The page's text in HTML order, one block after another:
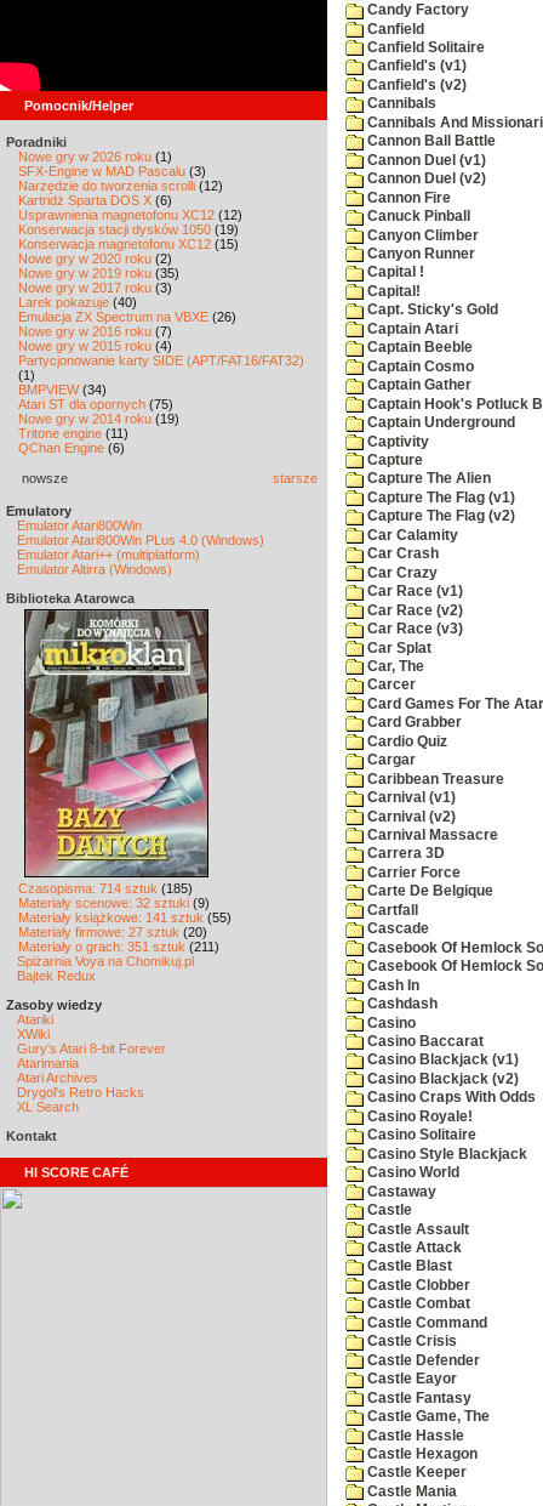
Pomocnik/Helper
Poradniki
Nowe gry w 2026 roku (1)
SFX-Engine w MAD Pascalu (3)
Narzędzie do tworzenia scrolli (12)
Kartridż Sparta DOS X (6)
Usprawnienia magnetofonu XC12 (12)
Konserwacja stacji dysków 1050 (19)
Konserwacja magnetofonu XC12 (15)
Nowe gry w 2020 roku (2)
Nowe gry w 2019 roku (35)
Nowe gry w 2017 roku (3)
Larek pokazuje (40)
Emulacja ZX Spectrum na VBXE (26)
Nowe gry w 2016 roku (7)
Nowe gry w 2015 roku (4)
Partycjonowanie karty SIDE (APT/FAT16/FAT32)
(1)
BMPVIEW(34)
Atari ST dla opornych (75)
Nowe gry w 2014 roku (19)
Tritone engine (11)
QChan Engine (6)
nowsze starsze
Emulatory
Emulator Atari800Win
Emulator Atari800Win PLus 4.0 (Windows)
Emulator Atari++ (multiplatform)
Emulator Altirra (Windows)
Biblioteka Atarowca
Czasopisma: 714 sztuk (185)
Materiały scenowe: 32 sztuki (9)
Materiały książkowe: 141 sztuk (55)
Materiały firmowe: 27 sztuk (20)
Materiały o grach: 351 sztuk (211)
Spiżarnia Voya na Chomikuj.pl
Bajtek Redux
Zasoby wiedzy
Atariki
XWiki
Gury's Atari 8-bit Forever
Atarimania
Atari Archives
Drygol's Retro Hacks
XL Search
Kontakt
HI SCORE CAFÉ
Candy Factory
Canfield
Canfield Solitaire
Canfield's (v1)
Canfield's (v2)
Cannibals
Cannibals And
Cannon Ball Battle
Cannon Duel (v1)
Cannon Duel (v2)
Cannon Fire
Canuck Pinball
Canyon Climber
Canyon Runner
Capital !
Capital!
Capt. Sticky's Gold
Captain Atari
Captain Beeble
Captain Cosmo
Captain Gather
Captain Hook's Potluck
Captain Underground
Captivity
Capture
Capture The Alien
Capture The Flag (v1)
Capture The Flag (v2)
Car Calamity
Car Crash
Car Crazy
Car Race (v1)
Car Race (v2)
Car Race (v3)
Car Splat
Car, The
Carcer
Card Games For The
Card Grabber
Cardio Quiz
Cargar
Caribbean Treasure
Carnival (v1)
Carnival (v2)
Carnival Massacre
Carrera 3D
Carrier Force
Carte De Belgique
Cartfall
Cascade
Casebook Of Hemlock
Casebook Of Hemlock
Cash In
Cashdash
Casino
Casino Baccarat
Casino Blackjack (v1)
Casino Blackjack (v2)
Casino Craps With Odds
Casino Royale!
Casino Solitaire
Casino Style Blackjack
Casino World
Castaway
Castle
Castle Assault
Castle Attack
Castle Blast
Castle Clobber
Castle Combat
Castle Command
Castle Crisis
Castle Defender
Castle Eayor
Castle Fantasy
Castle Game, The
Castle Hassle
Castle Hexagon
Castle Keeper
Castle Mania